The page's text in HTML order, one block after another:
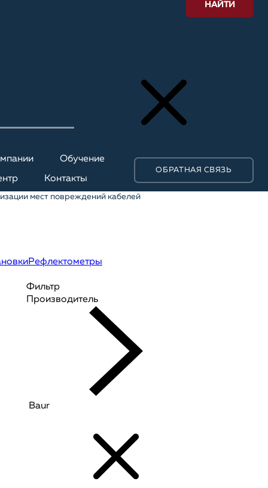
Обучение
Контакты
ОБРАТНАЯ СВЯЗЬ
НАЙТИ
мест повреждений кабелей
Рефлектометры
Фильтр
Производитель
Baur